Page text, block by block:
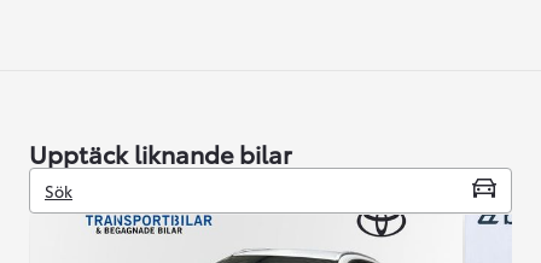
Upptäck liknande bilar
Sök